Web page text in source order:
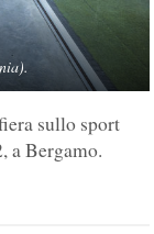
sullo sport
a Bergamo.